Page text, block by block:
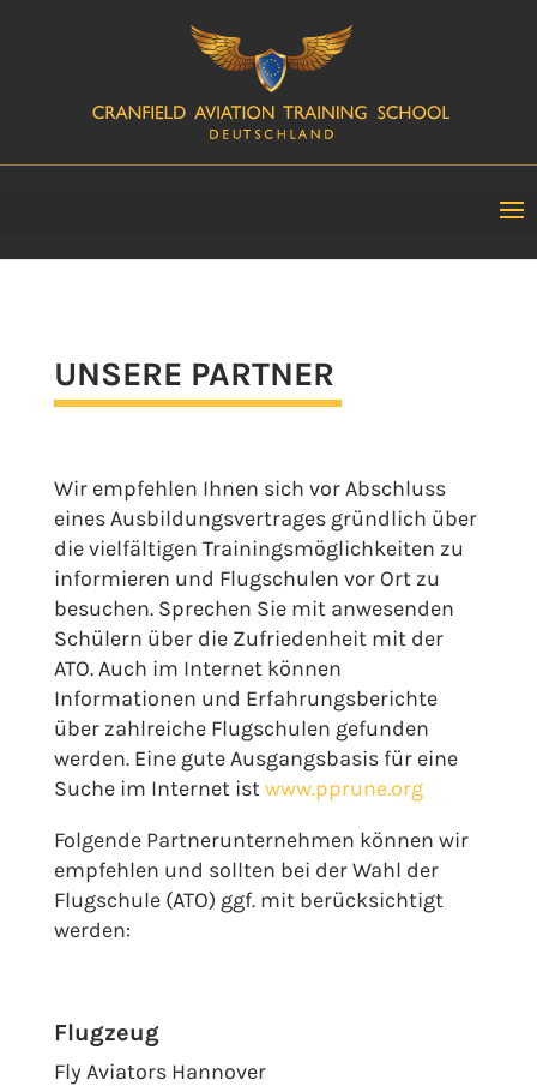
UNSERE PARTNER
Wir empfehlen Ihnen sich vor Abschluss
eines Ausbildungsvertrages gründlich über
die vielfältigen Trainingsmöglichkeiten zu
informieren und Flugschulen vor Ort zu
besuchen. Sprechen Sie mit anwesenden
Schülern über die Zufriedenheit mit der
ATO. Auch im Internet können
Informationen und Erfahrungsberichte
über zahlreiche Flugschulen gefunden
werden. Eine gute Ausgangsbasis für eine
Suche im Internet istwww.pprune.org
Folgende Partnerunternehmen können wir
empfehlen und sollten bei der Wahl der
Flugschule (ATO) ggf. mit berücksichtigt
werden:
Flugzeug
Fly Aviators Hannover